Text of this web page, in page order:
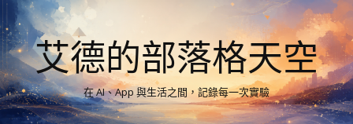
艾德的部落格天空
在 AI、App 與生活之間，記錄每一次實驗